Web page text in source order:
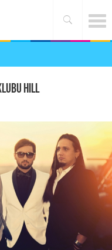
Hill